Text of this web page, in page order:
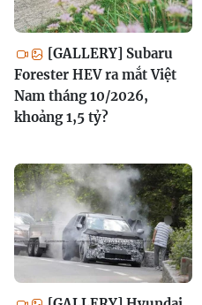
[GALLERY] Subaru
Forester HEV ra mắt Việt
Nam tháng 10/2026,
khoảng 1,5 tỷ?